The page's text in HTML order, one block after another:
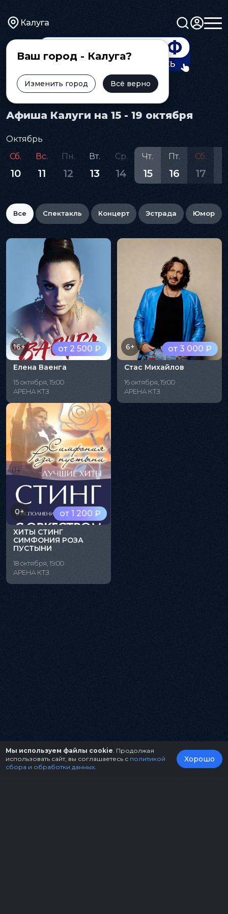
Калуга
Ваш город - Калуга?
Изменить город Всё верно
Главная Афиша
Афиша Калуги на 15 - 19 октября
Октябрь
Сб.
10
Вс.
11
Пн.
12
Вт.
13
Ср.
14
Чт.
15
Пт.
16
Сб.
17
Все Спектакль Концерт Эстрада Юмор
от 2 500 ₽
16+
Елена Ваенга
15 октября, 19:00
АРЕНА КТЗ
от 3 000 ₽
6+
Стас Михайлов
16 октября, 19:00
АРЕНА КТЗ
от 1 200 ₽
0+
ХИТЫ СТИНГ
СИМФОНИЯ РОЗА
ПУСТЫНИ
18 октября, 19:00
АРЕНА КТЗ
Мы используем файлы cookie . Продолжая
использовать сайт, вы соглашаетесь с политикой
сбора и обработки данных
Хорошо